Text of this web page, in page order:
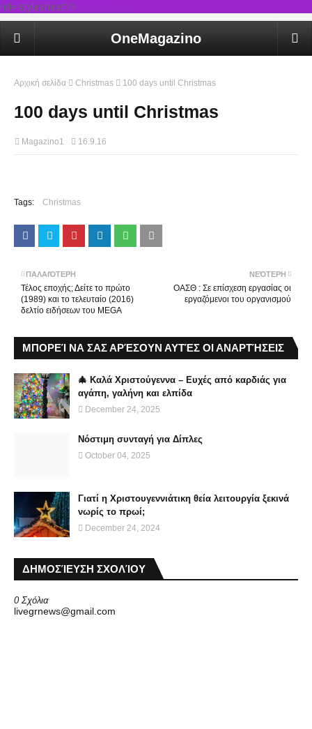
rel='stylesheet'/>
OneMagazino
Αρχική σελίδα Christmas 100 days until Christmas
100 days until Christmas
Magazino1 16.9.16
Tags: Christmas
ΝΕΌΤΕΡΗ
ΟΑΣΘ : Σε επίσχεση εργασίας οι
εργαζόμενοι του οργανισμού
ΠΑΛΑΙΌΤΕΡΗ
Τέλος εποχής; Δείτε το πρώτο
(1989) και το τελευταίο (2016)
δελτίο ειδήσεων του MEGA
ΜΠΟΡΕΊ ΝΑ ΣΑΣ ΑΡΈΣΟΥΝ ΑΥΤΈΣ ΟΙ ΑΝΑΡΤΉΣΕΙΣ
🎄 Καλά Χριστούγεννα – Ευχές από καρδιάς για
αγάπη, γαλήνη και ελπίδα
December 24, 2025
Νόστιμη συνταγή για Δίπλες
October 04, 2025
Γιατί η Χριστουγεννιάτικη θεία λειτουργία ξεκινά
νωρίς το πρωί;
December 24, 2024
ΔΗΜΟΣΊΕΥΣΗ ΣΧΟΛΊΟΥ
0 Σχόλια
livegrnews@gmail.com